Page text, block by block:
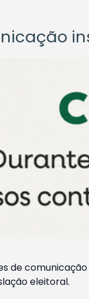
de
eleitoral.